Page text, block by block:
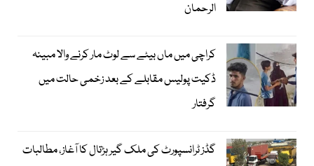
الرحمان
کراچی میں ماں بیٹے سے لوٹ مار کرنے والا مبینہ
ڈکیت پولیس مقابلے کے بعد زخمی حالت میں
گرفتار
گڈز ٹرانسپورٹ کی ملک گیر ہڑتال کا آغاز، مطالبات